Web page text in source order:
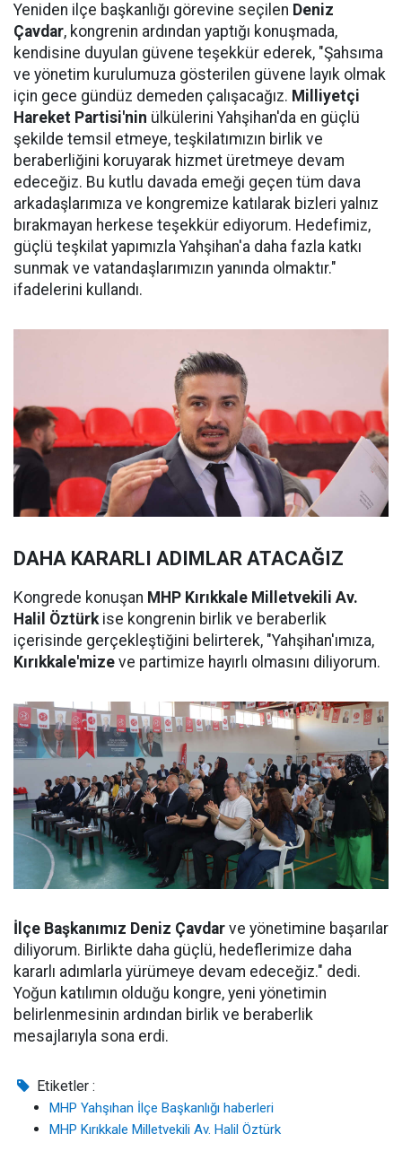
Yeniden ilçe başkanlığı görevine seçilen Deniz
Çavdar, kongrenin ardından yaptığı konuşmada,
kendisine duyulan güvene teşekkür ederek, "Şahsıma
ve yönetim kurulumuza gösterilen güvene layık olmak
için gece gündüz demeden çalışacağız. Milliyetçi
Hareket Partisi'nin ülkülerini Yahşihan'da en güçlü
şekilde temsil etmeye, teşkilatımızın birlik ve
beraberliğini koruyarak hizmet üretmeye devam
edeceğiz. Bu kutlu davada emeği geçen tüm dava
arkadaşlarımıza ve kongremize katılarak bizleri yalnız
bırakmayan herkese teşekkür ediyorum. Hedefimiz,
güçlü teşkilat yapımızla Yahşihan'a daha fazla katkı
sunmak ve vatandaşlarımızın yanında olmaktır."
ifadelerini kullandı.
DAHA KARARLI ADIMLAR ATACAĞIZ
Kongrede konuşan MHP Kırıkkale Milletvekili Av.
Halil Öztürkise kongrenin birlik ve beraberlik
içerisinde gerçekleştiğini belirterek, "Yahşihan'ımıza,
Kırıkkale'mize ve partimize hayırlı olmasını diliyorum.
İlçe Başkanımız Deniz Çavdar ve yönetimine başarılar
diliyorum. Birlikte daha güçlü, hedeflerimize daha
kararlı adımlarla yürümeye devam edeceğiz." dedi.
Yoğun katılımın olduğu kongre, yeni yönetimin
belirlenmesinin ardından birlik ve beraberlik
mesajlarıyla sona erdi.
Etiketler :
MHP Yahşıhan İlçe Başkanlığı haberleri
MHP Kırıkkale Milletvekili Av. Halil Öztürk